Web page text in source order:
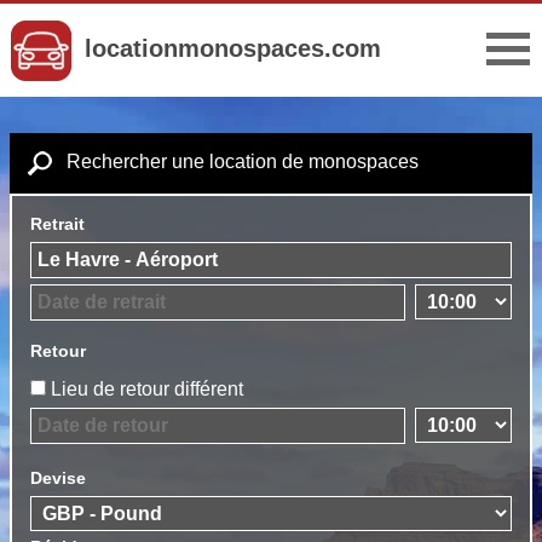
locationmonospaces.com
Rechercher une location de monospaces
Retrait
Retour
Lieu de retour différent
Devise